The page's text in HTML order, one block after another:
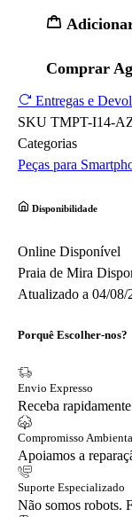
Comprar
Entregas e
SKU TMPT-I14-
Categorias
Peças para
Disponibilidade
Online Disponível
Praia de Mira
Atualizado a 04/08/
Porquê Escolher-nos?
Envio Expresso
Receba
Compromisso
Apoiamos a
Suporte Especializado
Não somos robots.